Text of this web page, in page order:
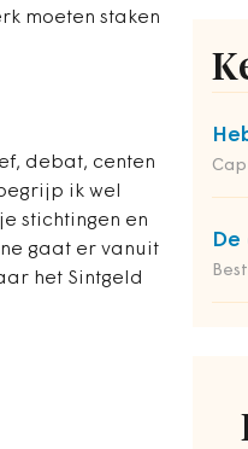
moeten staken
debat, centen
ik wel
stichtingen en
gaat er vanuit
het Sintgeld